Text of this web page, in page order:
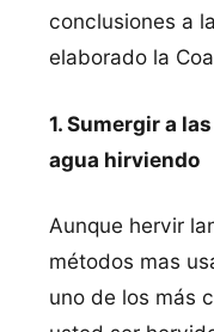
conclusiones a
elaborado la
1. Sumergir a
agua hirviendo
Aunque hervir
métodos mas
uno de los más